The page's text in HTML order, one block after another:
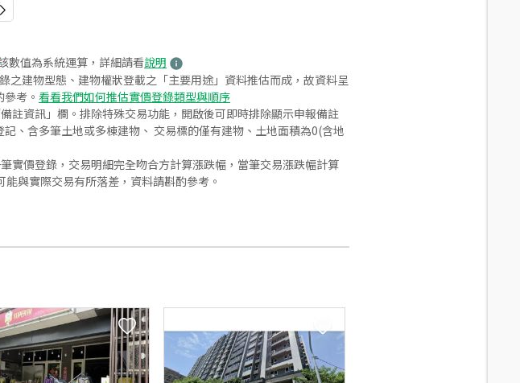
數值為系統運算，詳細請看說明
建物型態、建物權狀登載之「主要用途」資料推估而成，故資料呈
考。 看看我們如何推估實價登錄類型與順序
註資訊」欄。排除特殊交易功能，開啟後可即時排除顯示申報備註
、含多筆土地或多棟建物、 交易標的僅有建物、土地面積為0(含地
實價登錄，交易明細完全吻合方計算漲跌幅，當筆交易漲跌幅計算
與實際交易有所落差，資料請斟酌參考。